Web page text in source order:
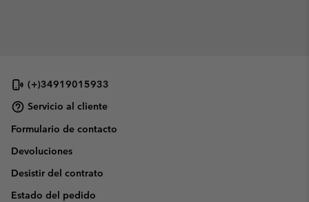
(+)34919015933
Servicio al cliente
Formulario de contacto
Devoluciones
Desistir del contrato
Estado del pedido